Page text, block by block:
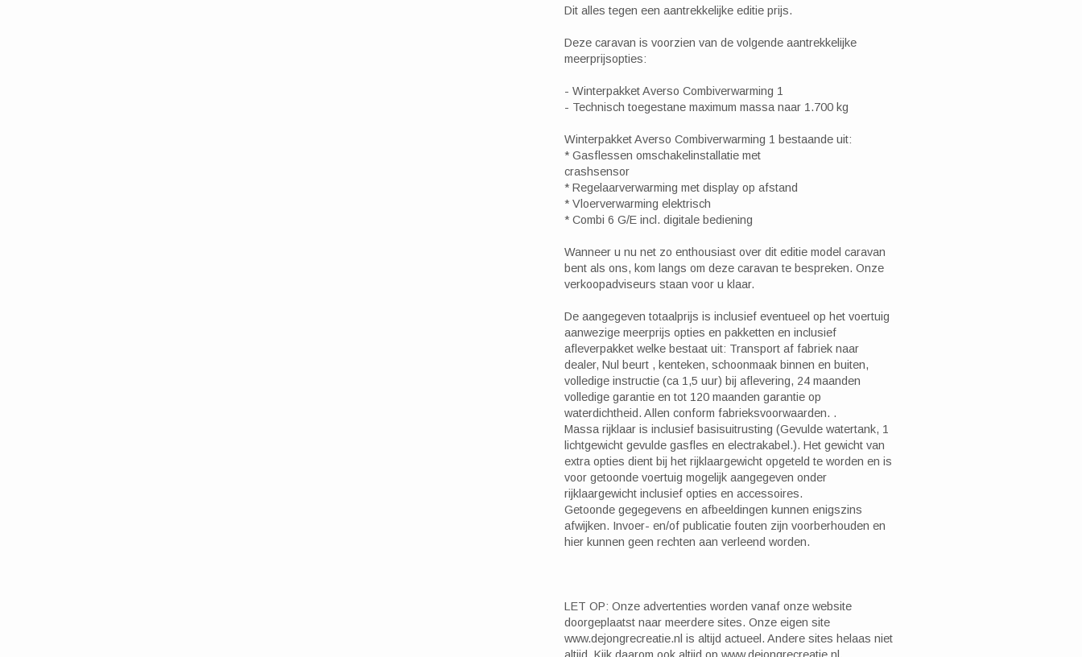
Dit alles tegen een aantrekkelijke editie prijs.
Deze caravan is voorzien van de volgende aantrekkelijke
meerprijsopties:
- Winterpakket Averso Combiverwarming 1
- Technisch toegestane maximum massa naar 1.700 kg
Winterpakket Averso Combiverwarming 1 bestaande uit:
* Gasflessen omschakelinstallatie met
crashsensor
* Regelaarverwarming met display op afstand
* Vloerverwarming elektrisch
* Combi 6 G/E incl. digitale bediening
Wanneer u nu net zo enthousiast over dit editie model caravan
bent als ons, kom langs om deze caravan te bespreken. Onze
verkoopadviseurs staan voor u klaar.
De aangegeven totaalprijs is inclusief eventueel op het voertuig
aanwezige meerprijs opties en pakketten en inclusief
afleverpakket welke bestaat uit: Transport af fabriek naar
dealer, Nul beurt , kenteken, schoonmaak binnen en buiten,
volledige instructie (ca 1,5 uur) bij aflevering, 24 maanden
volledige garantie en tot 120 maanden garantie op
waterdichtheid. Allen conform fabrieksvoorwaarden. .
Massa rijklaar is inclusief basisuitrusting (Gevulde watertank, 1
lichtgewicht gevulde gasfles en electrakabel.). Het gewicht van
extra opties dient bij het rijklaargewicht opgeteld te worden en is
voor getoonde voertuig mogelijk aangegeven onder
rijklaargewicht inclusief opties en accessoires.
Getoonde gegegevens en afbeeldingen kunnen enigszins
afwijken. Invoer- en/of publicatie fouten zijn voorberhouden en
hier kunnen geen rechten aan verleend worden.
LET OP: Onze advertenties worden vanaf onze website
doorgeplaatst naar meerdere sites. Onze eigen site
www.dejongrecreatie.nl is altijd actueel. Andere sites helaas niet
altijd. Kijk daarom ook altijd op www.dejongrecreatie.nl.